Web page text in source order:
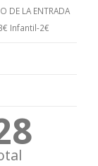
DE LA ENTRADA
Infantil-2€